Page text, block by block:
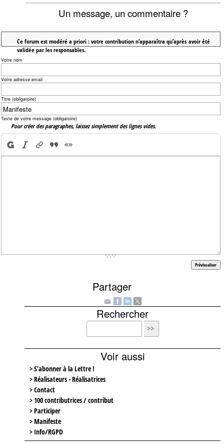
Un message, un commentaire ?
Ce forum est modéré a priori : votre contribution n’apparaîtra qu’après avoir été
validée par les responsables.
Votre nom
Votre adresse email
Titre (obligatoire)
Texte de votre message (obligatoire)
Pour créer des paragraphes, laissez simplement des lignes vides.
Partager
Rechercher
Voir aussi
> S’abonner à la Lettre !
> Réalisateurs - Réalisatrices
> Contact
> 100 contributrices / contribut
> Participer
> Manifeste
> Info/RGPD